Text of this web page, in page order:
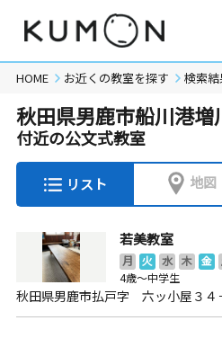
HOME お近くの教室を探す 検索
秋田県男鹿市船川港増
付近の公文式教室
リスト 地図
若美教室
月 火 水 木 金
4歳～中学生
秋田県男鹿市払戸字 六ッ小屋３４